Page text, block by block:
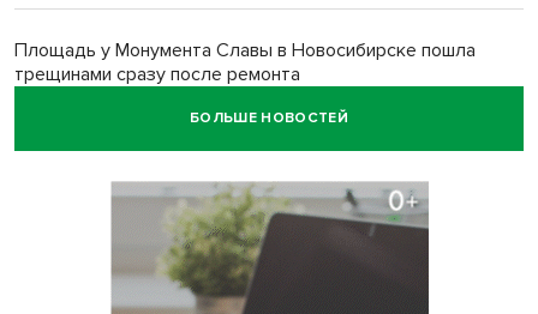
Площадь у Монумента Славы в Новосибирске пошла
трещинами сразу после ремонта
БОЛЬШЕ НОВОСТЕЙ